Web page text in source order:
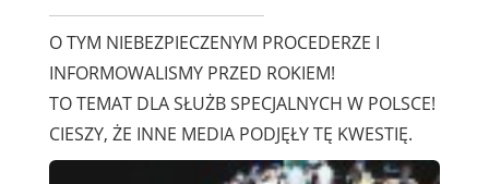
O TYM NIEBEZPIECZENYM PROCEDERZE I
INFORMOWALISMY PRZED ROKIEM!
TO TEMAT DLA SŁUŻB SPECJALNYCH W POLSCE!
CIESZY, ŻE INNE MEDIA PODJĘŁY TĘ KWESTIĘ.